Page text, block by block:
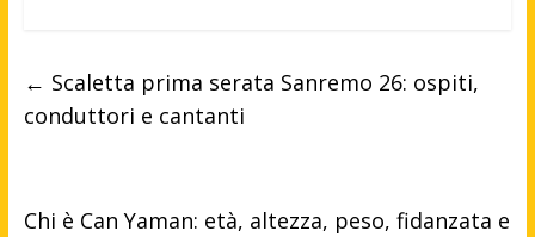
← Scaletta prima serata Sanremo 26: ospiti,
conduttori e cantanti
Chi è Can Yaman: età, altezza, peso, fidanzata e